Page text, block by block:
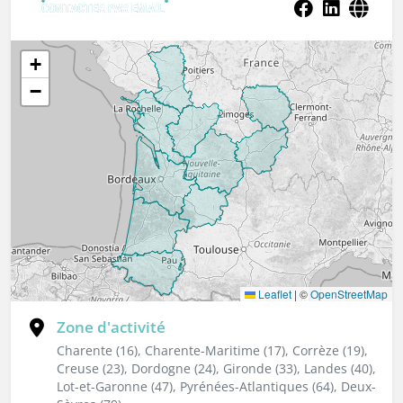
CONTACTER PAR EMAIL
+
−
Leaflet | ©OpenStreetMap
Zone d'activité
Charente (16), Charente-Maritime (17), Corrèze (19),
Creuse (23), Dordogne (24), Gironde (33), Landes (40),
Lot-et-Garonne (47), Pyrénées-Atlantiques (64), Deux-